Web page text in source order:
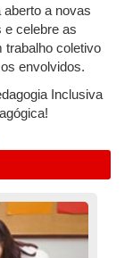
a novas
e celebre as
trabalho coletivo
envolvidos.
Inclusiva